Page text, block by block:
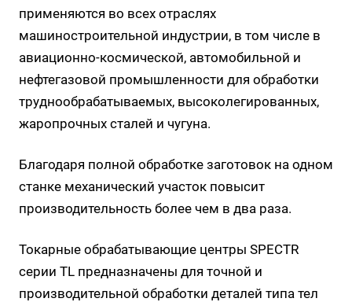
применяются во всех отраслях
машиностроительной индустрии, в том числе в
авиационно-космической, автомобильной и
нефтегазовой промышленности для обработки
труднообрабатываемых, высоколегированных,
жаропрочных сталей и чугуна.
Благодаря полной обработке заготовок на одном
станке механический участок повысит
производительность более чем в два раза.
Токарные обрабатывающие центры SPECTR
серии TL предназначены для точной и
производительной обработки деталей типа тел